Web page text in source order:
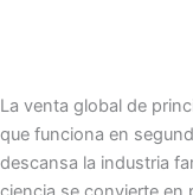
La venta global de
que funciona en
descansa la industria